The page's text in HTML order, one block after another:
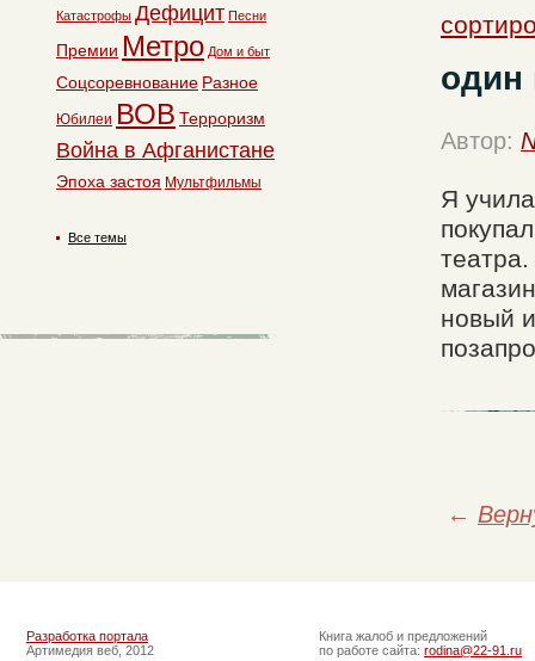
один
Автор:
Я
новый
←
Катастрофы Дефицит Песни
Премии Метро Дом и быт
Соцсоревнование Разное
Юбилеи ВОВ Терроризм
Война в Афганистане
Эпоха застоя Мультфильмы
Все темы
Разработка портала
Артимедия веб, 2012
Книга жалоб и предложений
по работе сайта: rodina@22-91.ru